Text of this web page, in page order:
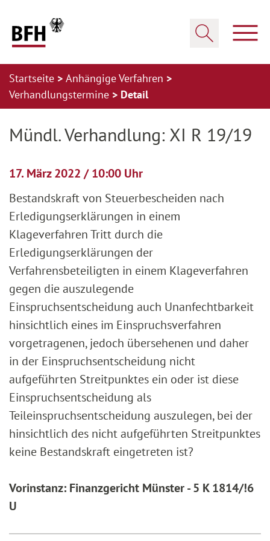
Startseite
Anhängige Verfahren
Verhandlungstermine
Detail
Mündl. Verhandlung: XI R 19/19
17. März 2022 / 10:00 Uhr
Bestandskraft von Steuerbescheiden nach
Erledigungserklärungen in einem
Klageverfahren Tritt durch die
Erledigungserklärungen der
Verfahrensbeteiligten in einem Klageverfahren
gegen die auszulegende
Einspruchsentscheidung auch Unanfechtbarkeit
hinsichtlich eines im Einspruchsverfahren
vorgetragenen, jedoch übersehenen und daher
in der Einspruchsentscheidung nicht
aufgeführten Streitpunktes ein oder ist diese
Einspruchsentscheidung als
Teileinspruchsentscheidung auszulegen, bei der
hinsichtlich des nicht aufgeführten Streitpunktes
keine Bestandskraft eingetreten ist?
Vorinstanz: Finanzgericht Münster - 5 K 1814/!6
U